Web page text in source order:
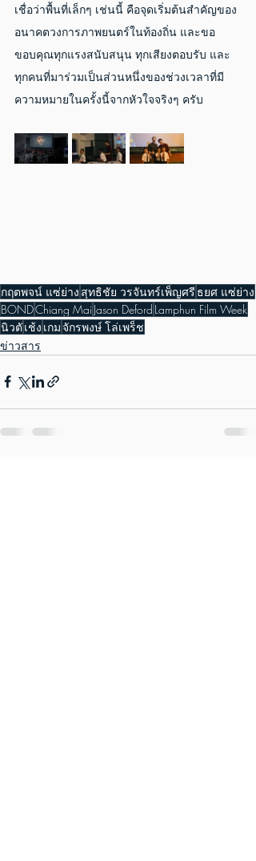
เชื่อว่าพื้นที่เล็กๆ เช่นนี้ คือจุดเริ่มต้นสำคัญของ
อนาคตวงการภาพยนตร์ในท้องถิ่น และขอ
ขอบคุณทุกแรงสนับสนุน ทุกเสียงตอบรับ และ
ทุกคนที่มาร่วมเป็นส่วนหนึ่งของช่วงเวลาที่มี
ความหมายในครั้งนี้จากหัวใจจริงๆ ครับ
กฤตพจน์ แซ่ย่าง สุทธิชัย วรจันทร์เพ็ญศรี ธยศ แซ่ย่าง
BONDChiang MaiJason Deford Lamphun Film Week
นิวตัเช้ง เกมจักรพงษ์ โล่เพร็ช
ข่าวสาร